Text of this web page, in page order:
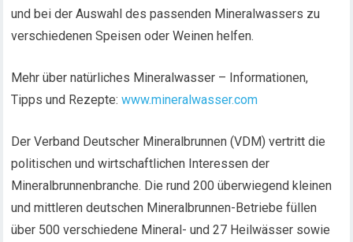
und bei der Auswahl des passenden Mineralwassers zu
verschiedenen Speisen oder Weinen helfen.
Mehr über natürliches Mineralwasser – Informationen,
Tipps und Rezepte:www.mineralwasser.com
Der Verband Deutscher Mineralbrunnen (VDM) vertritt die
politischen und wirtschaftlichen Interessen der
Mineralbrunnenbranche. Die rund 200 überwiegend kleinen
und mittleren deutschen Mineralbrunnen-Betriebe füllen
über 500 verschiedene Mineral- und 27 Heilwässer sowie